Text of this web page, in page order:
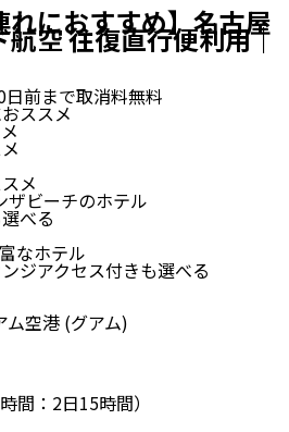
におすすめ】名古屋
空 往復直行便利用｜
前まで取消料無料
ススメ
メ
ビーチのホテル
べる
なホテル
ジアクセス付きも選べる
ム空港 (グアム)
間： 2日15時間）